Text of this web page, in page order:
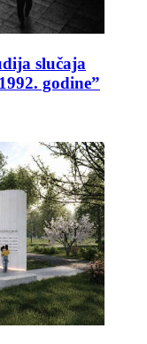
slučaja
godine”